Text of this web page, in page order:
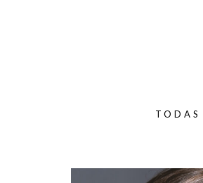
TODAS